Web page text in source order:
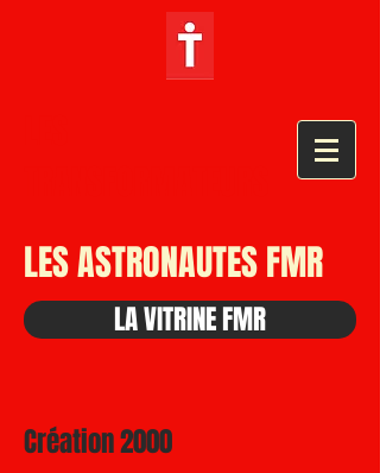
LES ASTRONAUTES FMR
LA VITRINE FMR
Création 2000